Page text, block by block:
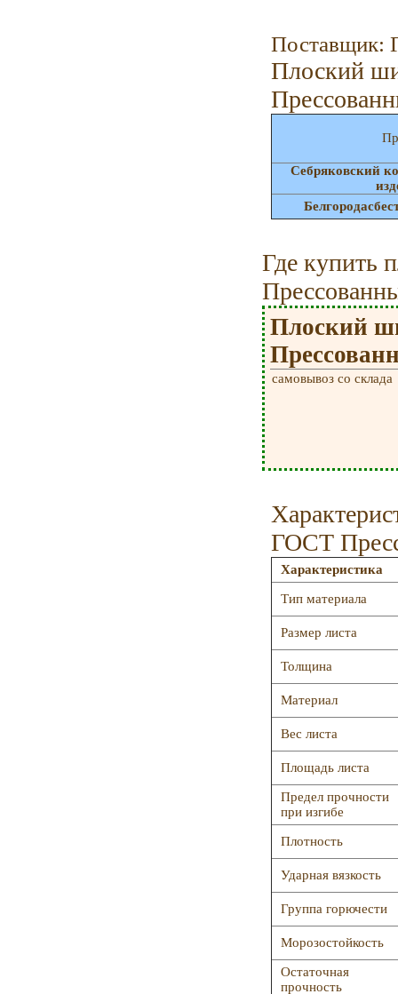
Поставщик:
Плоский
Себряковский
Где купить
Плоский
самовывоз со склада
ГОСТ
Характеристика
Тип материала
Размер листа
Толщина
Материал
Вес листа
Площадь листа
Предел прочности
при изгибе
Плотность
Ударная вязкость
Группа горючести
Морозостойкость
Остаточная
прочность